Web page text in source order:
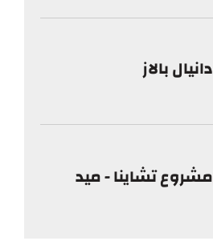
دانيال بالاز
مشروع تشاينا - ميد